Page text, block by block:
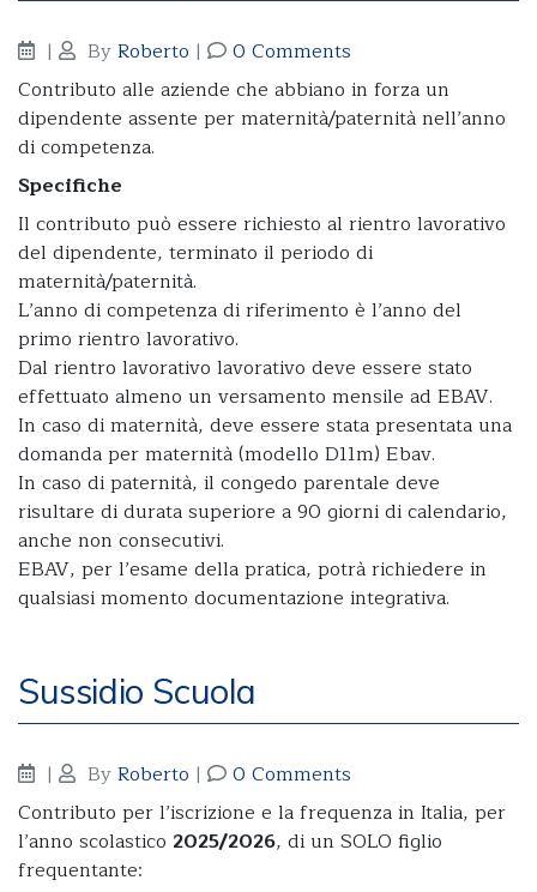
| ByRoberto |
0 Comments
Contributo alle aziende che abbiano in forza un
dipendente assente per maternità/paternità nell’anno
di competenza.
Specifiche
Il contributo può essere richiesto al rientro lavorativo
del dipendente, terminato il periodo di
maternità/paternità.
L’anno di competenza di riferimento è l’anno del
primo rientro lavorativo.
Dal rientro lavorativo lavorativo deve essere stato
effettuato almeno un versamento mensile ad EBAV.
In caso di maternità, deve essere stata presentata una
domanda per maternità (modello D11m) Ebav.
In caso di paternità, il congedo parentale deve
risultare di durata superiore a 90 giorni di calendario,
anche non consecutivi.
EBAV, per l’esame della pratica, potrà richiedere in
qualsiasi momento documentazione integrativa.
Sussidio Scuola
| ByRoberto |
0 Comments
Contributo per l’iscrizione e la frequenza in Italia, per
l’anno scolastico 2025/2026, di un SOLO figlio
frequentante: